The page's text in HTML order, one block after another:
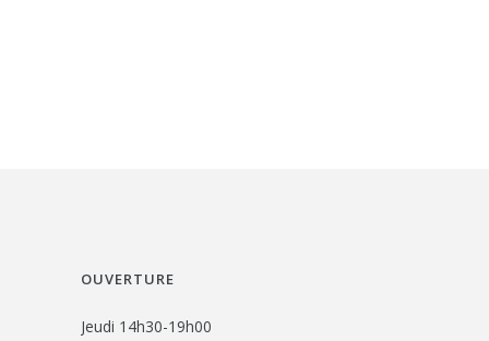
OUVERTURE
Jeudi 14h30-19h00